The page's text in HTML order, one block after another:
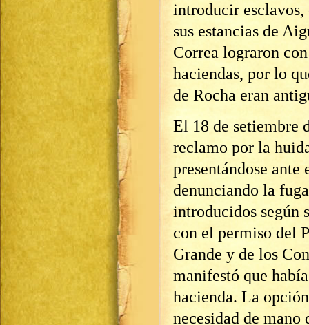
introducir
sus estancias de
Correa lograron
haciendas, por lo
de Rocha eran
El 18 de setiembre
reclamo por la
presentándose
denunciando la
introducidos según
con el permiso del
Grande y de los
manifestó que
hacienda. La
necesidad de mano